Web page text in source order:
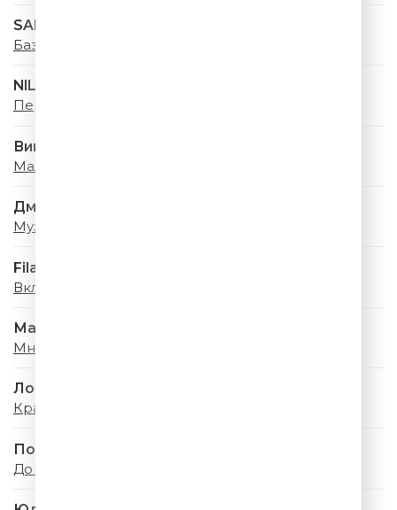
SABI & MIA BOYKA
Базовый минимум
NILETTO & Татьяна Буланова
Первыми
Винтаж
Малахит
Дмитрий Колдун
Музыка моя
Filatov & Karas
Включи Музыку
Мари Краймбрери
Мне Так Повезло
Лолита
Красная Шапочка
Полина Гагарина
До луны и обратно